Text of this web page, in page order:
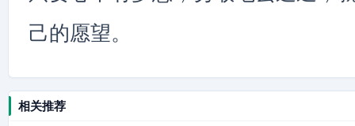
己的愿望。
相关推荐